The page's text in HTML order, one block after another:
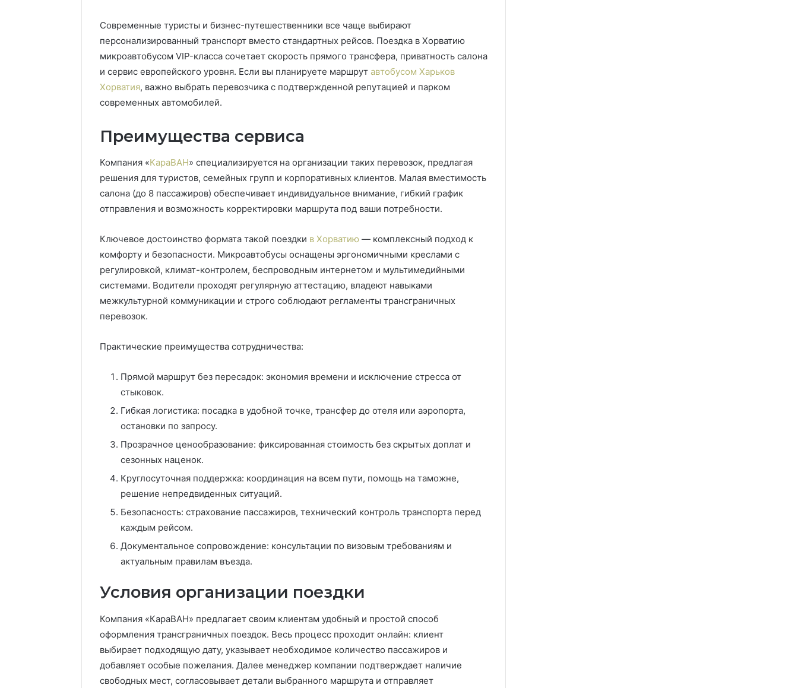
Современные туристы и бизнес-путешественники все чаще выбирают
персонализированный транспорт вместо стандартных рейсов. Поездка в Хорватию
микроавтобусом VIP-класса сочетает скорость прямого трансфера, приватность салона
и сервис европейского уровня. Если вы планируете маршрут автобусом Харьков
Хорватия, важно выбрать перевозчика с подтвержденной репутацией и парком
современных автомобилей.
Преимущества сервиса
Компания «КараВАН» специализируется на организации таких перевозок, предлагая
решения для туристов, семейных групп и корпоративных клиентов. Малая вместимость
салона (до 8 пассажиров) обеспечивает индивидуальное внимание, гибкий график
отправления и возможность корректировки маршрута под ваши потребности.
Ключевое достоинство формата такой поездки в Хорватию — комплексный подход к
комфорту и безопасности. Микроавтобусы оснащены эргономичными креслами с
регулировкой, климат-контролем, беспроводным интернетом и мультимедийными
системами. Водители проходят регулярную аттестацию, владеют навыками
межкультурной коммуникации и строго соблюдают регламенты трансграничных
перевозок.
Практические преимущества сотрудничества:
Прямой маршрут без пересадок: экономия времени и исключение стресса от
стыковок.
Гибкая логистика: посадка в удобной точке, трансфер до отеля или аэропорта,
остановки по запросу.
Прозрачное ценообразование: фиксированная стоимость без скрытых доплат и
сезонных наценок.
Круглосуточная поддержка: координация на всем пути, помощь на таможне,
решение непредвиденных ситуаций.
Безопасность: страхование пассажиров, технический контроль транспорта перед
каждым рейсом.
Документальное сопровождение: консультации по визовым требованиям и
актуальным правилам въезда.
Условия организации поездки
Компания «КараВАН» предлагает своим клиентам удобный и простой способ
оформления трансграничных поездок. Весь процесс проходит онлайн: клиент
выбирает подходящую дату, указывает необходимое количество пассажиров и
добавляет особые пожелания. Далее менеджер компании подтверждает наличие
свободных мест, согласовывает детали выбранного маршрута и отправляет